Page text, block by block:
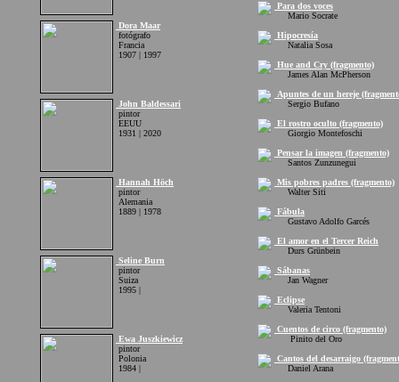
Dora Maar
fotógrafo
Francia
1907 | 1997
John Baldessari
pintor
EEUU
1931 | 2020
Hannah Höch
pintor
Alemania
1889 | 1978
Seline Burn
pintor
Suiza
1995 |
Ewa Juszkiewicz
pintor
Polonia
1984 |
Para dos voces
Mario Socrate
Hipocresía
Natalia Sosa
Hue and Cry (fragmento)
James Alan McPherson
Apuntes de un hereje
Sergio Bufano
El rostro oculto (fragmento)
Giorgio Montefoschi
Pensar la imagen (fragmento)
Santos Zunzunegui
Mis pobres padres (fragmento)
Walter Siti
Fábula
Gustavo Adolfo Garcés
El amor en el Tercer Reich
Durs Grünbein
Sábanas
Jan Wagner
Eclipse
Valeria Tentoni
Cuentos de circo (fragmento)
Pinito del Oro
Cantos del desarraigo
Daniel Arana